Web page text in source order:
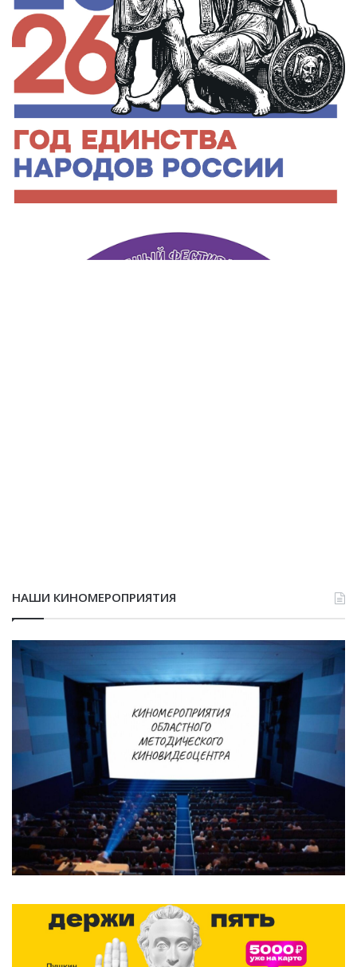
НАШИ КИНОМЕРОПРИЯТИЯ